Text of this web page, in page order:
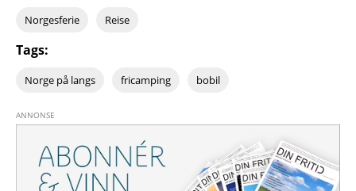
Norgesferie Reise
Tags:
Norge på langs fricamping bobil